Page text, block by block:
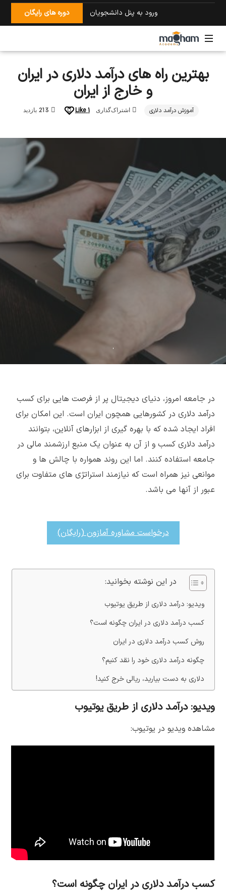
ورود به پنل دانشجویان دوره های رایگان
با
امید
بهترین راه های درآمد دلاری در ایران
و خارج از ایران
آموزش درآمد دلاری اشتراک‌گذاری 1
Like
در جامعه امروز، دنیای دیجیتال پر از فرصت هایی برای کسب
درآمد دلاری در کشورهایی همچون ایران است. این امکان برای
افراد ایجاد شده که با بهره گیری از ابزارهای آنلاین، بتوانند
درآمد دلاری کسب و از آن به عنوان یک منبع ارزشمند مالی در
جامعه استفاده کنند. اما این روند همواره با چالش ها و
موانعی نیز همراه است که نیازمند استراتژی های متفاوت برای
عبور از آنها می باشد.
درخواست مشاوره آمازون (رایگان)
در این نوشته بخوانید:
ویدیو: درآمد دلاری از طریق یوتیوب
کسب درآمد دلاری در ایران چگونه است؟
روش کسب درآمد دلاری در ایران
چگونه درآمد دلاری خود را نقد کنیم؟
دلاری به دست بیارید، ریالی خرج کنید!
ویدیو: درآمد دلاری از طریق یوتیوب
مشاهده ویدیو در یوتیوب:
کسب درآمد دلاری در ایران چگونه است؟